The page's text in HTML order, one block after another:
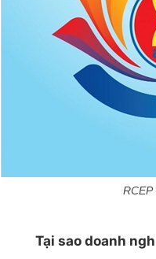
Tại sao doanh